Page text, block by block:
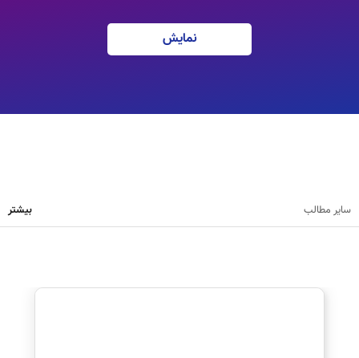
نمایش
سایر مطالب بیشتر